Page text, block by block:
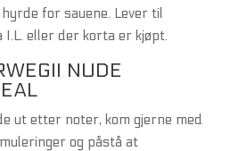
for sauene. Lever til
eller der korta er kjøpt.
NUDE
ut etter noter, kom gjerne med
og påstå at